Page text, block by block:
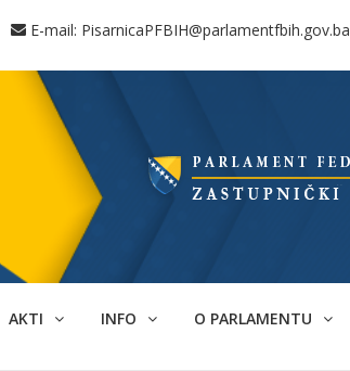
E-mail: PisarnicaPFBIH@parlamentfbih.gov.ba
AKTI INFO O PARLAMENTU